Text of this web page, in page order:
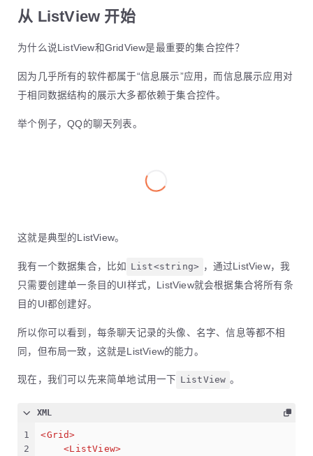
从 ListView 开始
为什么说ListView和GridView是最重要的集合控件？
因为几乎所有的软件都属于“信息展示”应用，而信息展示应用对
于相同数据结构的展示大多都依赖于集合控件。
举个例子，QQ的聊天列表。
这就是典型的ListView。
我有一个数据集合，比如 List<string> ，通过ListView，我
只需要创建单一条目的UI样式，ListView就会根据集合将所有条
目的UI都创建好。
所以你可以看到，每条聊天记录的头像、名字、信息等都不相
同，但布局一致，这就是ListView的能力。
现在，我们可以先来简单地试用一下 ListView 。
XML
1
2
<Grid>
<ListView>